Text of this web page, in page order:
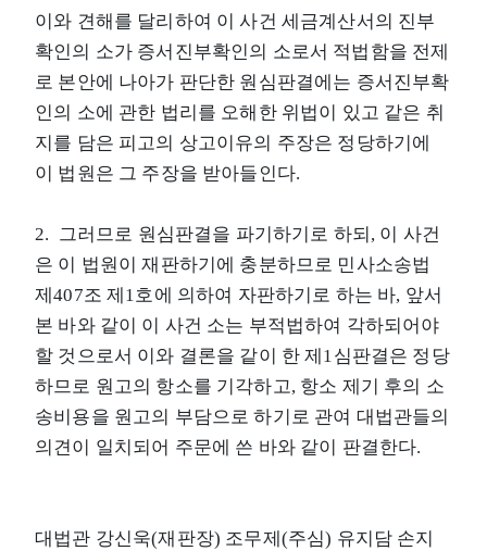
이와 견해를 달리하여 이 사건 세금계산서의 진부
확인의 소가 증서진부확인의 소로서 적법함을 전제
로 본안에 나아가 판단한 원심판결에는 증서진부확
인의 소에 관한 법리를 오해한 위법이 있고 같은 취
지를 담은 피고의 상고이유의 주장은 정당하기에
이 법원은 그 주장을 받아들인다.
2. 그러므로 원심판결을 파기하기로 하되, 이 사건
은 이 법원이 재판하기에 충분하므로 민사소송법
제407조 제1호에 의하여 자판하기로 하는 바, 앞서
본 바와 같이 이 사건 소는 부적법하여 각하되어야
할 것으로서 이와 결론을 같이 한 제1심판결은 정당
하므로 원고의 항소를 기각하고, 항소 제기 후의 소
송비용을 원고의 부담으로 하기로 관여 대법관들의
의견이 일치되어 주문에 쓴 바와 같이 판결한다.
대법관 강신욱(재판장) 조무제(주심) 유지담 손지